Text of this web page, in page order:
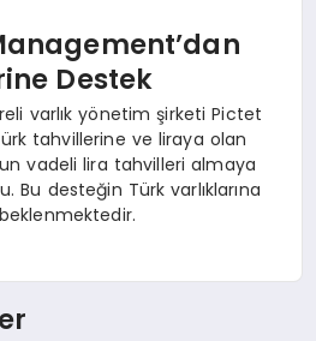
Destek
varlık yönetim şirketi Pictet
tahvillerine ve liraya olan
vadeli lira tahvilleri almaya
Bu desteğin Türk varlıklarına